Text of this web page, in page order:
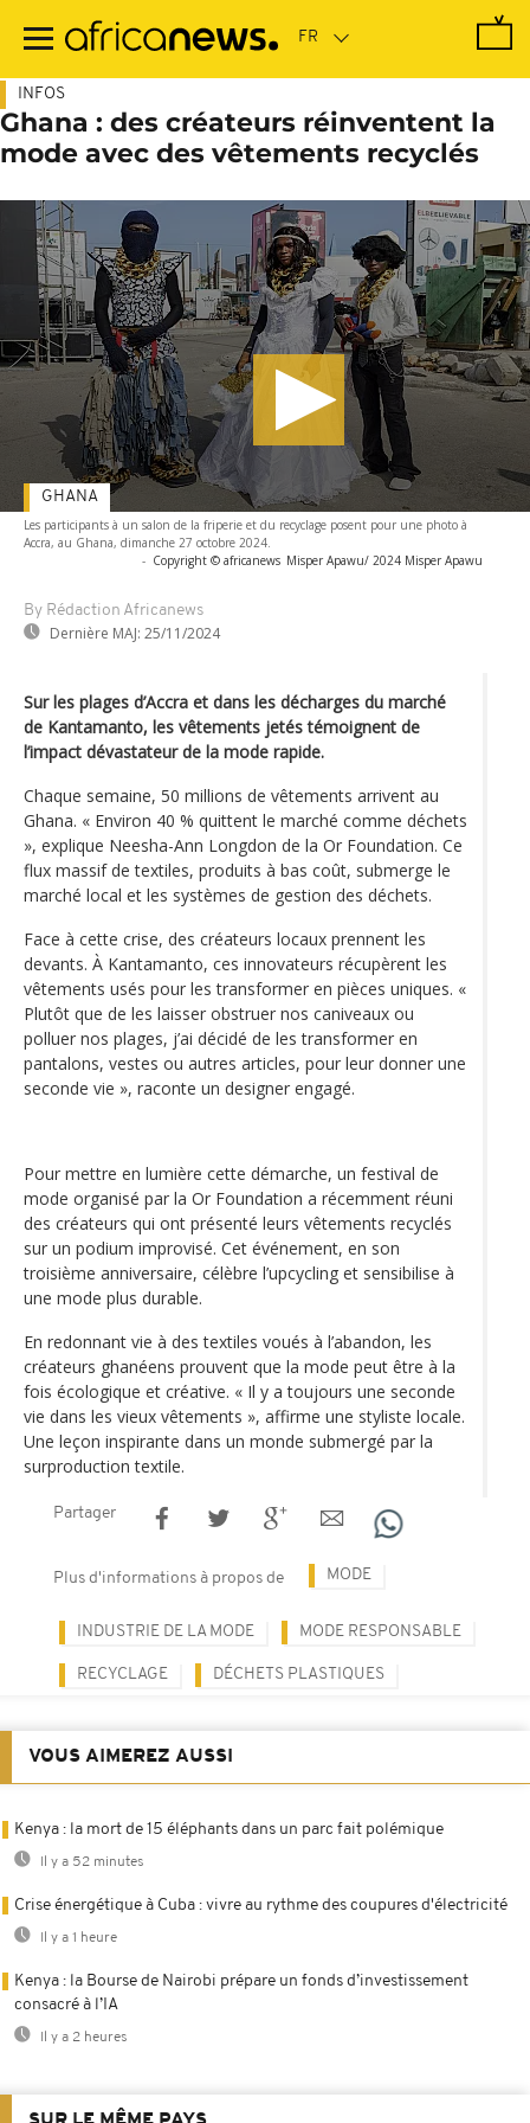
contenu
INFOS
Ghana : des créateurs réinventent la
mode avec des vêtements recyclés
Les participants à un salon de la friperie et du recyclage posent pour une photo à
Accra, au Ghana, dimanche 27 octobre 2024.
- Copyright © africanews Misper Apawu/ 2024 Misper Apawu
By Rédaction Africanews
Dernière MAJ: 25/11/2024
GHANA
Sur les plages d’Accra et dans les décharges du marché
de Kantamanto, les vêtements jetés témoignent de
l’impact dévastateur de la mode rapide.
Chaque semaine, 50 millions de vêtements arrivent au
Ghana. « Environ 40 % quittent le marché comme déchets
», explique Neesha-Ann Longdon de la Or Foundation. Ce
flux massif de textiles, produits à bas coût, submerge le
marché local et les systèmes de gestion des déchets.
Face à cette crise, des créateurs locaux prennent les
devants. À Kantamanto, ces innovateurs récupèrent les
vêtements usés pour les transformer en pièces uniques. «
Plutôt que de les laisser obstruer nos caniveaux ou
polluer nos plages, j’ai décidé de les transformer en
pantalons, vestes ou autres articles, pour leur donner une
seconde vie », raconte un designer engagé.
Pour mettre en lumière cette démarche, un festival de
mode organisé par la Or Foundation a récemment réuni
des créateurs qui ont présenté leurs vêtements recyclés
sur un podium improvisé. Cet événement, en son
troisième anniversaire, célèbre l’upcycling et sensibilise à
une mode plus durable.
En redonnant vie à des textiles voués à l’abandon, les
créateurs ghanéens prouvent que la mode peut être à la
fois écologique et créative. « Il y a toujours une seconde
vie dans les vieux vêtements », affirme une styliste locale.
Une leçon inspirante dans un monde submergé par la
surproduction textile.
Partager
Plus d'informations à propos de MODE
INDUSTRIE DE LA MODE MODE RESPONSABLE
RECYCLAGE DÉCHETS PLASTIQUES
VOUS AIMEREZ AUSSI
Kenya : la mort de 15 éléphants dans un parc fait polémique
Il y a 52 minutes
Crise énergétique à Cuba : vivre au rythme des coupures d'électricité
Il y a 1 heure
Kenya : la Bourse de Nairobi prépare un fonds d’investissement
consacré à l’IA
Il y a 2 heures